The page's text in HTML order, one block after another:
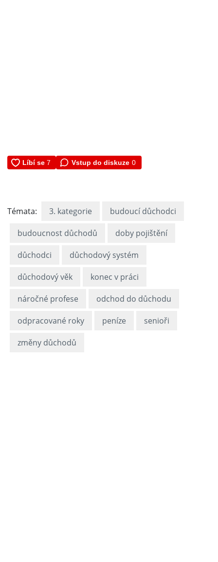
Vstup do diskuze 0
Témata: 3. kategorie budoucí důchodci
budoucnost důchodů doby pojištění
důchodci důchodový systém
důchodový věk konec v práci
náročné profese odchod do důchodu
odpracované roky peníze senioři
změny důchodů